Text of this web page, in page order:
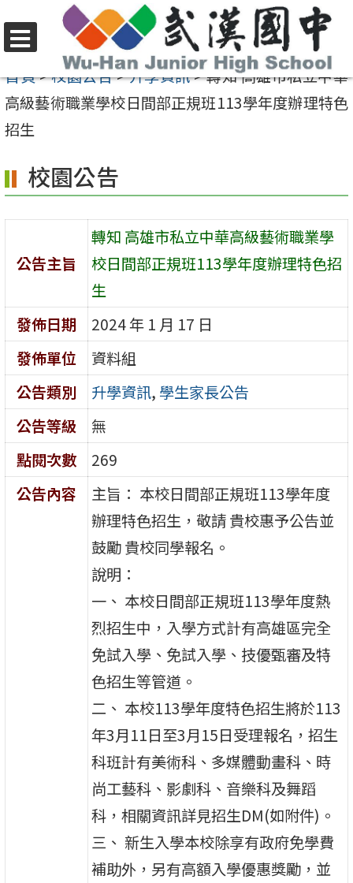
至
要
內
區
選
單
首頁>校園公告>升學資訊>轉知 高雄市私立中華
高級藝術職業學校日間部正規班113學年度辦理特色
招生
校園公告
公告主旨
轉知 高雄市私立中華高級藝術職業學
校日間部正規班113學年度辦理特色招
生
發佈日期
2024 年 1 月 17 日
發佈單位
資料組
公告類別
升學資訊, 學生家長公告
公告等級
無
點閱次數
269
公告內容
主旨： 本校日間部正規班113學年度
辦理特色招生，敬請 貴校惠予公告並
鼓勵 貴校同學報名。
說明：
一、 本校日間部正規班113學年度熱
烈招生中，入學方式計有高雄區完全
免試入學、免試入學、技優甄審及特
色招生等管道。
二、 本校113學年度特色招生將於113
年3月11日至3月15日受理報名，招生
科班計有美術科、多媒體動畫科、時
尚工藝科、影劇科、音樂科及舞蹈
科，相關資訊詳見招生DM(如附件)。
三、 新生入學本校除享有政府免學費
補助外，另有高額入學優惠獎勵，並